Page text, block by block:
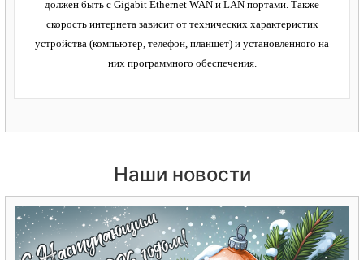
должен быть с Gigabit Ethernet WAN и LAN портами. Также
скорость интернета зависит от технических характеристик
устройства (компьютер, телефон, планшет) и установленного на
них программного обеспечения.
Наши новости